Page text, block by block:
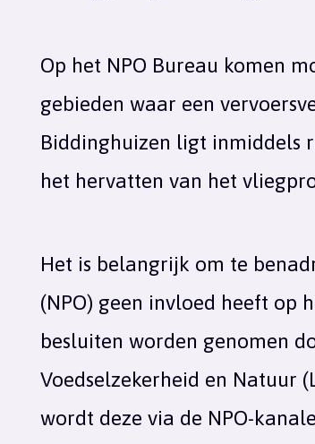
Op het NPO Bureau komen
gebieden waar een
Biddinghuizen ligt inmiddels
het hervatten van het
Het is belangrijk om te
(NPO) geen invloed heeft op
besluiten worden genomen
Voedselzekerheid en Natuur
wordt deze via de NPO-